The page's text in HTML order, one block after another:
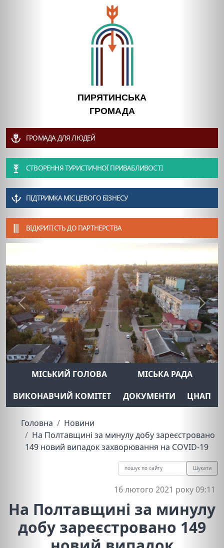
ПИРЯТИНСЬКА
ГРОМАДА
ГРОМАДА ДЛЯ ЛЮДЕЙ
СТВОРЕННЯ ТУРИСТИЧНОЇ ПРИВАБЛИВОСТІ
ПІДТРИМКА МІСЦЕВОГО БІЗНЕСУ
ВІДКРИТІСТЬ ДО ПАРТНЕРСТВА
Previous Next
МІСЬКИЙ ГОЛОВА
МІСЬКА РАДА
ВИКОНАВЧИЙ КОМІТЕТ
ДОКУМЕНТИ ЦНАП
Головна
Новини
На Полтавщині за минулу добу зареєстровано
149 новий випадок захворювання на COVID-19
Шукати
16 лютого 2021 року 09:11
На Полтавщині за минулу
добу зареєстровано 149